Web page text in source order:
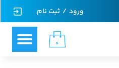
۰
ورود / ثبت نام